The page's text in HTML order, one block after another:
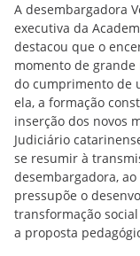
A desembargadora
executiva da
destacou que o
momento de
do cumprimento de
ela, a formação
inserção dos novos
Judiciário
se resumir à
desembargadora,
pressupõe o
transformação
a proposta